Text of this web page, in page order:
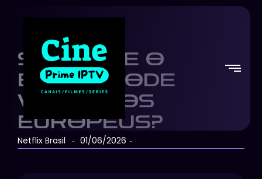
SERÁ QUE O
BRASIL PODE
VENCER OS
EUROPEUS?
Netflix Brasil - 01/06/2026 -